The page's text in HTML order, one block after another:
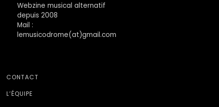
Webzine musical alternatif
depuis 2008
Mail :
lemusicodrome(at)gmail.com
CONTACT
L’ÉQUIPE